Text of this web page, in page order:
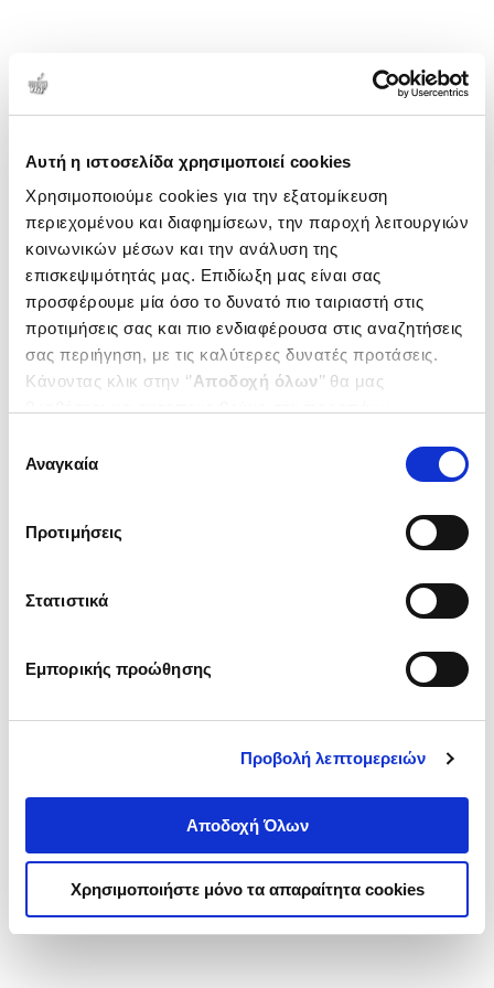
Αυτή η ιστοσελίδα χρησιμοποιεί cookies
Χρησιμοποιούμε cookies για την εξατομίκευση
περιεχομένου και διαφημίσεων, την παροχή λειτουργιών
κοινωνικών μέσων και την ανάλυση της
επισκεψιμότητάς μας. Επιδίωξη μας είναι σας
προσφέρουμε μία όσο το δυνατό πιο ταιριαστή στις
προτιμήσεις σας και πιο ενδιαφέρουσα στις αναζητήσεις
σας περιήγηση, με τις καλύτερες δυνατές προτάσεις.
Κάνοντας κλικ στην ‘’Αποδοχή όλων’’ θα μας
ενδιαφέρουν και να επιλέξετε από τα παρακάτω με την
΄΄και να ενημερωθείτε σχετικά με
συγκατάθεσης
Αναγκαία
Προτιμήσεις
Στατιστικά
Εμπορικής προώθησης
Προβολή λεπτομερειών
Αποδοχή Όλων
Χρησιμοποιήστε μόνο τα απαραίτητα cookies